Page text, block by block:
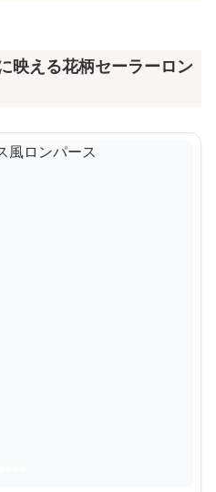
映える花柄セーラーロン